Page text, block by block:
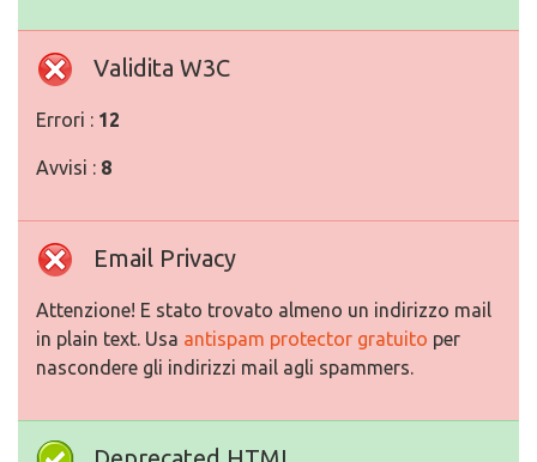
Validita W3C
Errori : 12
Avvisi : 8
Email Privacy
Attenzione! E stato trovato almeno un indirizzo mail
in plain text. Usa antispam protector gratuito per
nascondere gli indirizzi mail agli spammers.